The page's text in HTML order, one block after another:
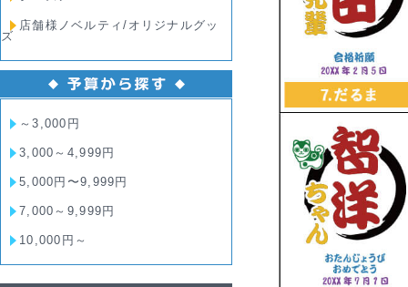
店舗様ノベルティ/オリジナルグッ
ズ
～3,000円
3,000～4,999円
5,000円〜9,999円
7,000～9,999円
10,000円～